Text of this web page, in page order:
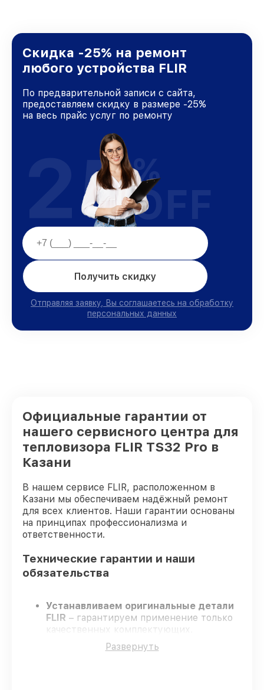
Скидка -25% на ремонт
любого устройства FLIR
По предварительной записи с сайта,
предоставляем скидку в размере -25%
на весь прайс услуг по ремонту
Получить скидку
Отправляя заявку, Вы соглашаетесь на обработку
персональных данных
25%
OFF
Официальные гарантии от
нашего сервисного центра для
тепловизора FLIR TS32 Pro в
Казани
В нашем сервисе FLIR, расположенном в
Казани мы обеспечиваем надёжный ремонт
для всех клиентов. Наши гарантии основаны
на принципах профессионализма и
ответственности.
Технические гарантии и наши
обязательства
Устанавливаем оригинальные детали
FLIR – гарантируем применение только
качественных комплектующих.
Опытные инженеры
отбор, что гарантирует качество
Развернуть